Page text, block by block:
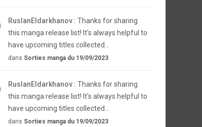
RuslanEldarkhanov : Thanks for sharing
this manga release list! It's always helpful to
have upcoming titles collected...
dans Sorties manga du 19/09/2023
RuslanEldarkhanov : Thanks for sharing
this manga release list! It's always helpful to
have upcoming titles collected...
dans Sorties manga du 19/09/2023